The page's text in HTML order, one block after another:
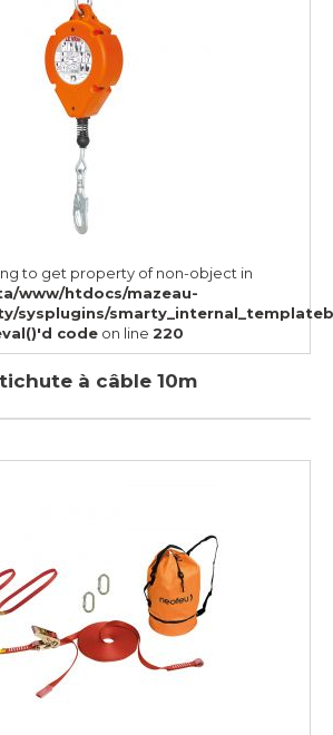
to get property of non-object in
www/htdocs/mazeau-
sysplugins/
code on line 220
à câble 10m